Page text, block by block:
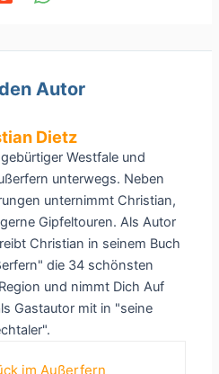
Autor
Dietz
Westfale und
unterwegs. Neben
unternimmt Christian,
Gipfeltouren. Als Autor
Christian in seinem Buch
die 34 schönsten
und nimmt Dich Auf
Gastautor mit in "seine